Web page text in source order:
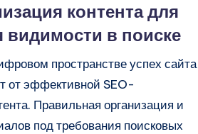
контента для
в поиске
пространстве успех сайта
от эффективной SEO-
Правильная организация и
под требования поисковых